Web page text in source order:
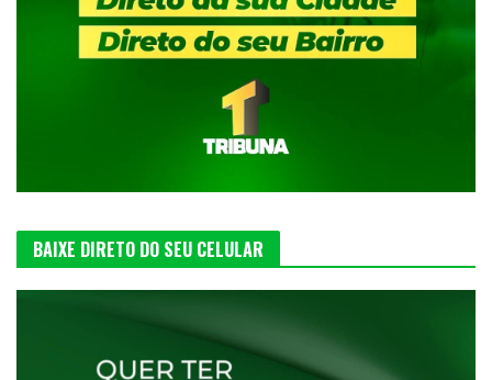
BAIXE DIRETO DO SEU CELULAR